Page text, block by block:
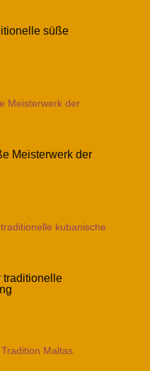
süße
Meisterwerk der
traditionelle